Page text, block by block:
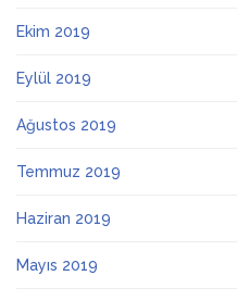
Ekim 2019
Eylül 2019
Ağustos 2019
Temmuz 2019
Haziran 2019
Mayıs 2019